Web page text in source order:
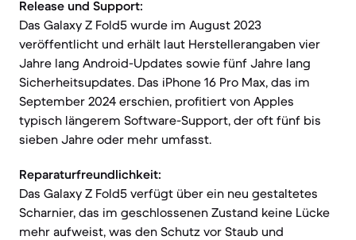
Release und Support:
Das Galaxy Z Fold5 wurde im August 2023
veröffentlicht und erhält laut Herstellerangaben vier
Jahre lang Android-Updates sowie fünf Jahre lang
Sicherheitsupdates. Das iPhone 16 Pro Max, das im
September 2024 erschien, profitiert von Apples
typisch längerem Software-Support, der oft fünf bis
sieben Jahre oder mehr umfasst.
Reparaturfreundlichkeit:
Das Galaxy Z Fold5 verfügt über ein neu gestaltetes
Scharnier, das im geschlossenen Zustand keine Lücke
mehr aufweist, was den Schutz vor Staub und